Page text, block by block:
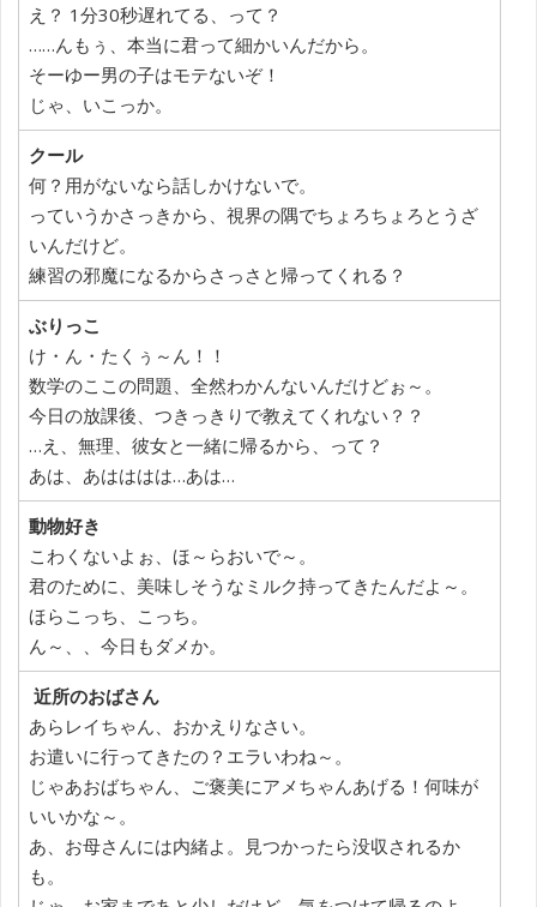
え？ 1分30秒遅れてる、って？
……んもぅ、本当に君って細かいんだから。
そーゆー男の子はモテないぞ！
じゃ、いこっか。
クール
何？用がないなら話しかけないで。
っていうかさっきから、視界の隅でちょろちょろとうざ
いんだけど。
練習の邪魔になるからさっさと帰ってくれる？
ぶりっこ
け・ん・たくぅ～ん！！
数学のここの問題、全然わかんないんだけどぉ～。
今日の放課後、つきっきりで教えてくれない？？
…え、無理、彼女と一緒に帰るから、って？
あは、あはははは…あは…
動物好き
こわくないよぉ、ほ～らおいで～。
君のために、美味しそうなミルク持ってきたんだよ～。
ほらこっち、こっち。
ん～、、今日もダメか。
近所のおばさん
あらレイちゃん、おかえりなさい。
お遣いに行ってきたの？エラいわね～。
じゃあおばちゃん、ご褒美にアメちゃんあげる！何味が
いいかな～。
あ、お母さんには内緒よ。見つかったら没収されるか
も。